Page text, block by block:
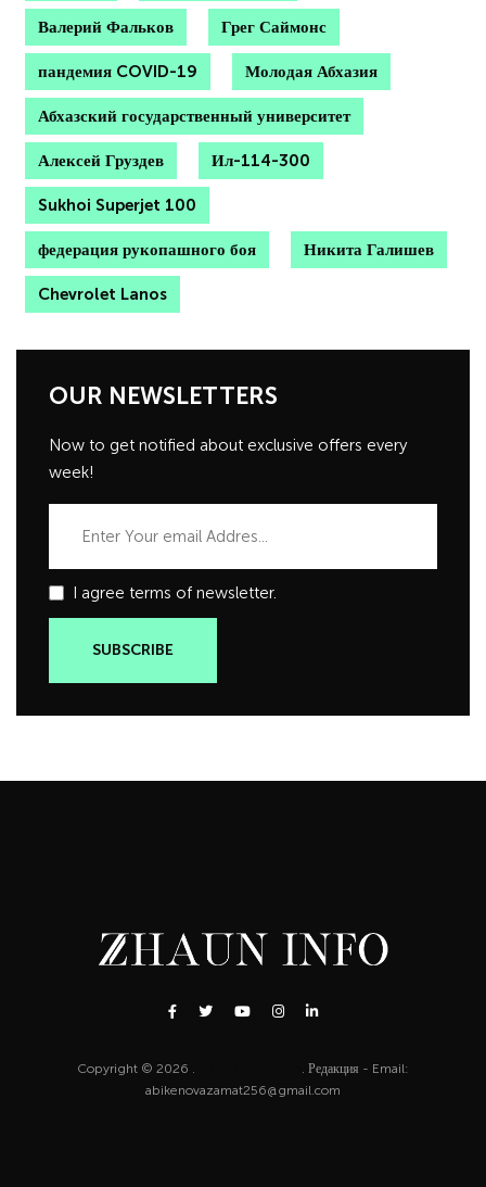
Валерий Фальков Грег Саймонс
пандемия COVID-19 Молодая Абхазия
Абхазский государственный университет
Алексей Груздев Ил-114-300
Sukhoi Superjet 100
федерация рукопашного боя Никита Галишев
Chevrolet Lanos
OUR NEWSLETTERS
Now to get notified about exclusive offers every
week!
I agree terms of newsletter.
Copyright © 2026 .
. Редакция - Email:
abikenovazamat256@gmail.com